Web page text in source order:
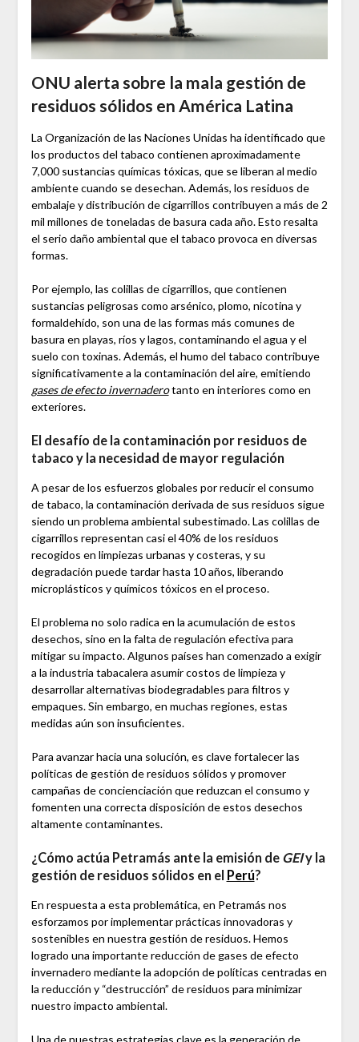
ONU alerta sobre la mala gestión de
residuos sólidos en América Latina
La Organización de las Naciones Unidas ha identificado que
los productos del tabaco contienen aproximadamente
7,000 sustancias químicas tóxicas, que se liberan al medio
ambiente cuando se desechan. Además, los residuos de
embalaje y distribución de cigarrillos contribuyen a más de 2
mil millones de toneladas de basura cada año. Esto resalta
el serio daño ambiental que el tabaco provoca en diversas
formas.
Por ejemplo, las colillas de cigarrillos, que contienen
sustancias peligrosas como arsénico, plomo, nicotina y
formaldehído, son una de las formas más comunes de
basura en playas, ríos y lagos, contaminando el agua y el
suelo con toxinas. Además, el humo del tabaco contribuye
significativamente a la contaminación del aire, emitiendo
gases de efecto invernaderotanto en interiores como en
exteriores.
El desafío de la contaminación por residuos de
tabaco y la necesidad de mayor regulación
A pesar de los esfuerzos globales por reducir el consumo
de tabaco, la contaminación derivada de sus residuos sigue
siendo un problema ambiental subestimado. Las colillas de
cigarrillos representan casi el 40% de los residuos
recogidos en limpiezas urbanas y costeras, y su
degradación puede tardar hasta 10 años, liberando
microplásticos y químicos tóxicos en el proceso.
El problema no solo radica en la acumulación de estos
desechos, sino en la falta de regulación efectiva para
mitigar su impacto. Algunos países han comenzado a exigir
a la industria tabacalera asumir costos de limpieza y
desarrollar alternativas biodegradables para filtros y
empaques. Sin embargo, en muchas regiones, estas
medidas aún son insuficientes.
Para avanzar hacia una solución, es clave fortalecer las
políticas de gestión de residuos sólidos y promover
campañas de concienciación que reduzcan el consumo y
fomenten una correcta disposición de estos desechos
altamente contaminantes.
¿Cómo actúa Petramás ante la emisión de GEIy la
gestión de residuos sólidos en el Perú?
En respuesta a esta problemática, en Petramás nos
esforzamos por implementar prácticas innovadoras y
sostenibles en nuestra gestión de residuos. Hemos
logrado una importante reducción de gases de efecto
invernadero mediante la adopción de políticas centradas en
la reducción y “destrucción” de residuos para minimizar
nuestro impacto ambiental.
Una de nuestras estrategias clave es la generación de